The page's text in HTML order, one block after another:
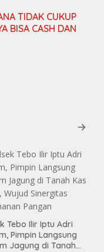
TIDAK CUKUP
BISA CASH DAN
Tebo Ilir Iptu Adri
Pimpin Langsung
Jagung di Tanah